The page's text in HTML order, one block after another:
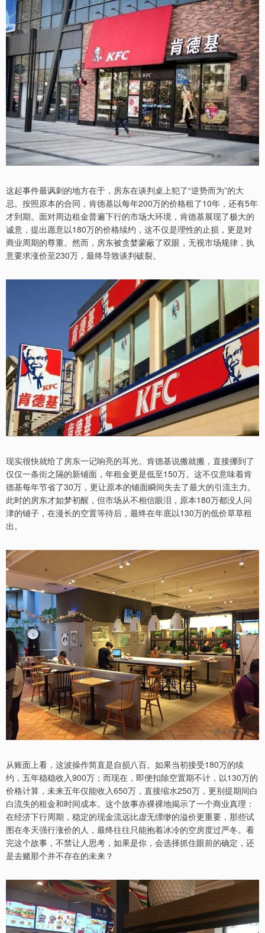
这起事件最讽刺的地方在于，房东在谈判桌上犯了“逆势而为”的大
忌。按照原本的合同，肯德基以每年200万的价格租了10年，还有5年
才到期。面对周边租金普遍下行的市场大环境，肯德基展现了极大的
诚意，提出愿意以180万的价格续约，这不仅是理性的止损，更是对
商业周期的尊重。然而，房东被贪婪蒙蔽了双眼，无视市场规律，执
意要求涨价至230万，最终导致谈判破裂。
现实很快就给了房东一记响亮的耳光。肯德基说搬就搬，直接挪到了
仅仅一条街之隔的新铺面，年租金更是低至150万。这不仅意味着肯
德基每年节省了30万，更让原本的铺面瞬间失去了最大的引流主力。
此时的房东才如梦初醒，但市场从不相信眼泪，原本180万都没人问
津的铺子，在漫长的空置等待后，最终在年底以130万的低价草草租
出。
从账面上看，这波操作简直是自损八百。如果当初接受180万的续
约，五年稳稳收入900万；而现在，即便扣除空置期不计，以130万的
价格计算，未来五年仅能收入650万，直接缩水250万，更别提期间白
白流失的租金和时间成本。这个故事赤裸裸地揭示了一个商业真理：
在经济下行周期，稳定的现金流远比虚无缥缈的溢价更重要，那些试
图在冬天强行涨价的人，最终往往只能抱着冰冷的空房度过严冬。看
完这个故事，不禁让人思考，如果是你，会选择抓住眼前的确定，还
是去赌那个并不存在的未来？